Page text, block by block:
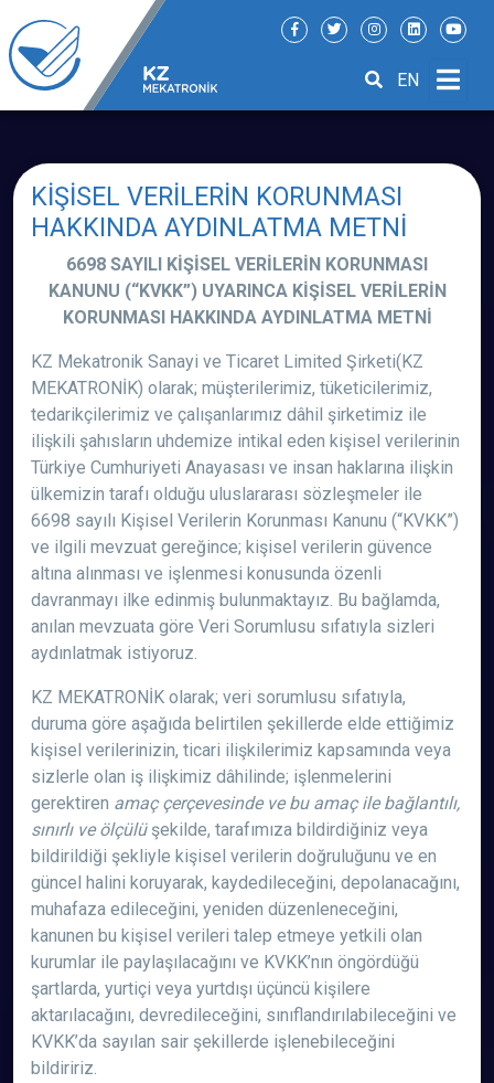
EN
KİŞİSEL VERİLERİN KORUNMASI
HAKKINDA AYDINLATMA METNİ
6698 SAYILI KİŞİSEL VERİLERİN KORUNMASI
KANUNU (“KVKK”) UYARINCA KİŞİSEL VERİLERİN
KORUNMASI HAKKINDA AYDINLATMA METNİ
KZ Mekatronik Sanayi ve Ticaret Limited Şirketi(KZ
MEKATRONİK) olarak; müşterilerimiz, tüketicilerimiz,
tedarikçilerimiz ve çalışanlarımız dâhil şirketimiz ile
ilişkili şahısların uhdemize intikal eden kişisel verilerinin
Türkiye Cumhuriyeti Anayasası ve insan haklarına ilişkin
ülkemizin tarafı olduğu uluslararası sözleşmeler ile
6698 sayılı Kişisel Verilerin Korunması Kanunu (“KVKK”)
ve ilgili mevzuat gereğince; kişisel verilerin güvence
altına alınması ve işlenmesi konusunda özenli
davranmayı ilke edinmiş bulunmaktayız. Bu bağlamda,
anılan mevzuata göre Veri Sorumlusu sıfatıyla sizleri
aydınlatmak istiyoruz.
KZ MEKATRONİK olarak; veri sorumlusu sıfatıyla,
duruma göre aşağıda belirtilen şekillerde elde ettiğimiz
kişisel verilerinizin, ticari ilişkilerimiz kapsamında veya
sizlerle olan iş ilişkimiz dâhilinde; işlenmelerini
gerektiren amaç çerçevesinde ve bu amaç ile bağlantılı,
sınırlı ve ölçülü şekilde, tarafımıza bildirdiğiniz veya
bildirildiği şekliyle kişisel verilerin doğruluğunu ve en
güncel halini koruyarak, kaydedileceğini, depolanacağını,
muhafaza edileceğini, yeniden düzenleneceğini,
kanunen bu kişisel verileri talep etmeye yetkili olan
kurumlar ile paylaşılacağını ve KVKK’nın öngördüğü
şartlarda, yurtiçi veya yurtdışı üçüncü kişilere
aktarılacağını, devredileceğini, sınıflandırılabileceğini ve
KVKK’da sayılan sair şekillerde işlenebileceğini
bildiririz.